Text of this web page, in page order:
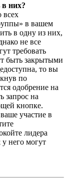
в них?
в вашем
в одну из них,
не все
требовать
быть закрытыми
то вы
по
одобрение на
запрос на
кнопке.
участие в
лидера
него могут